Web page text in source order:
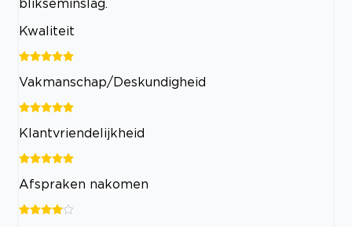
blikseminslag.
Kwaliteit
Vakmanschap/Deskundigheid
Klantvriendelijkheid
Afspraken nakomen